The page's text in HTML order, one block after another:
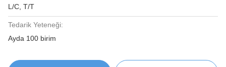
L/C, T/T
Tedarik Yeteneği:
Ayda 100 birim